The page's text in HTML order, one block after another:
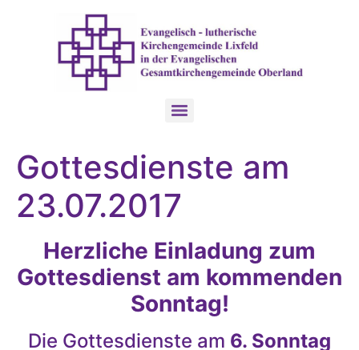
Gottesdienste am
23.07.2017
Herzliche Einladung zum
Gottesdienst am kommenden
Sonntag!
Die Gottesdienste am 6. Sonntag